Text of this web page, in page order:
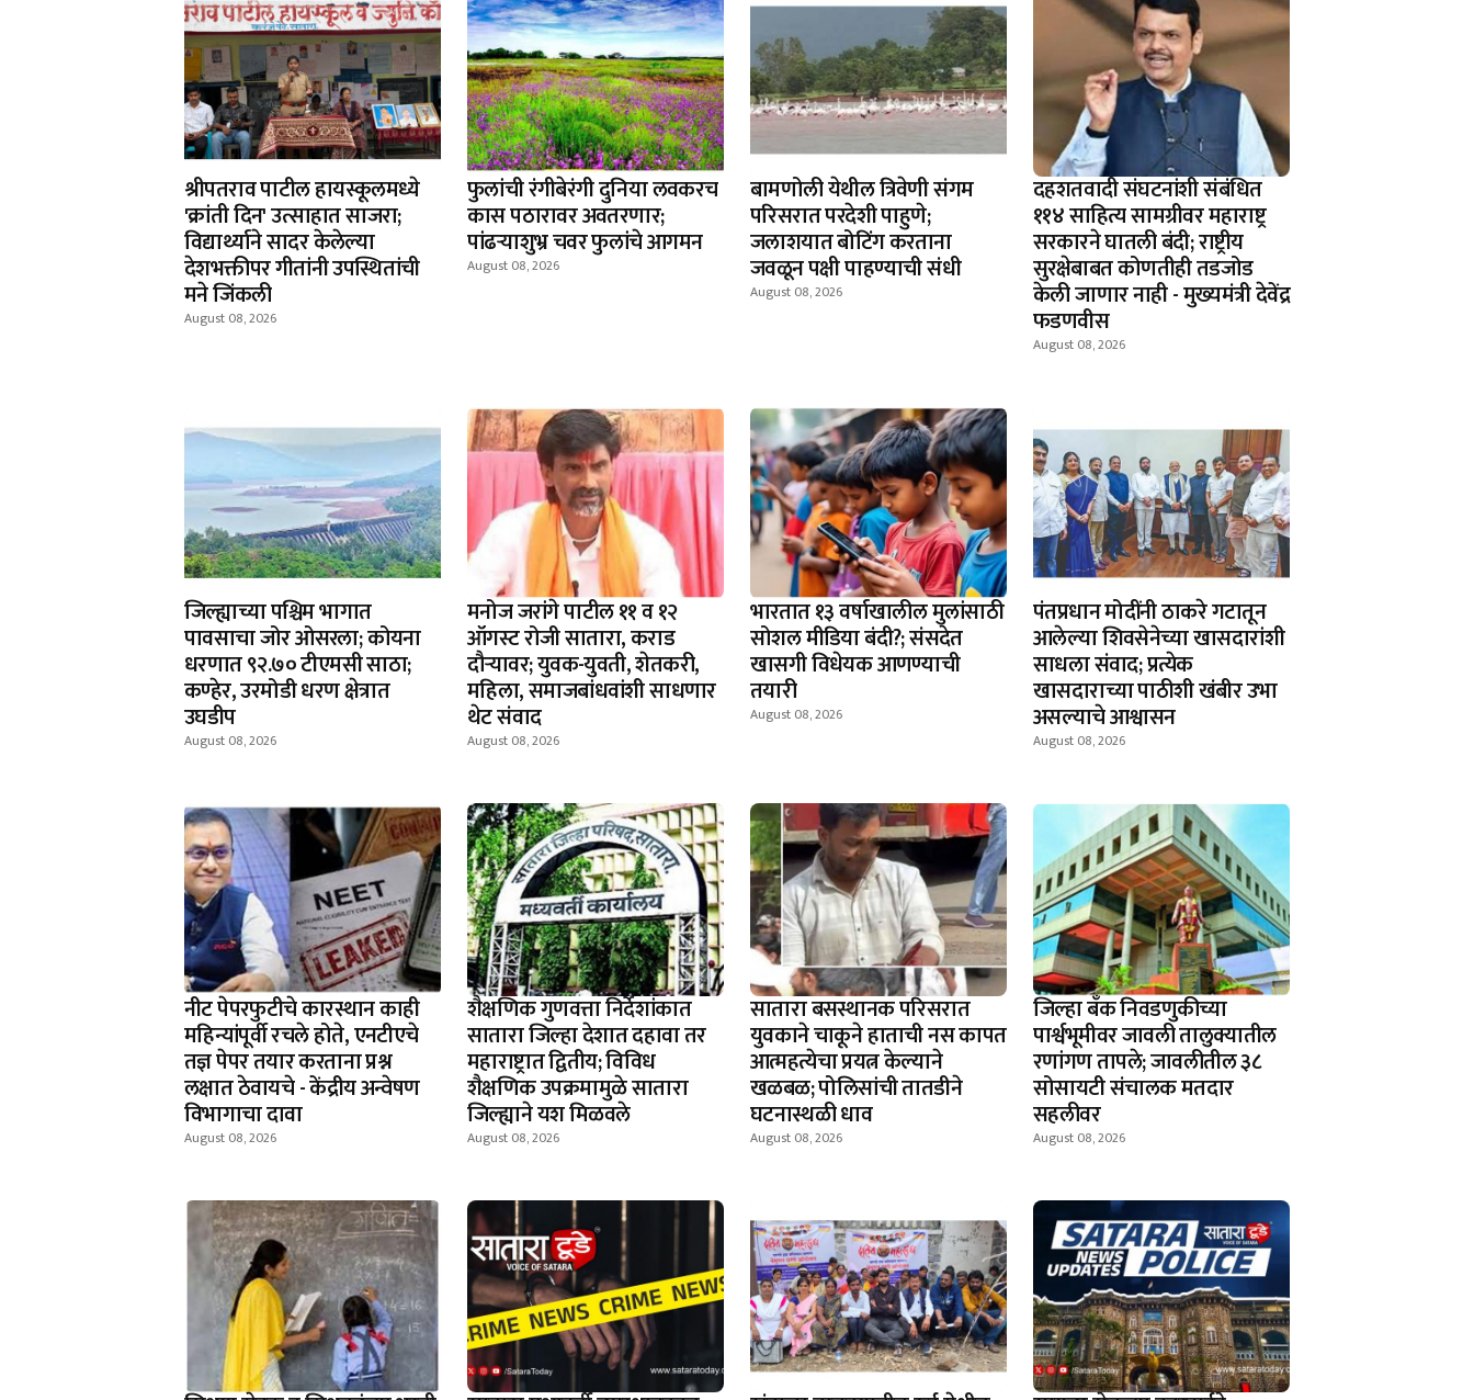
श्रीपतराव पाटील हायस्कूलमध्ये
'क्रांती दिन' उत्साहात साजरा;
विद्यार्थ्याने सादर केलेल्या
देशभक्तीपर गीतांनी उपस्थितांची
मने जिंकली
August 08, 2026
फुलांची रंगीबेरंगी दुनिया लवकरच
कास पठारावर अवतरणार;
पांढऱ्याशुभ्र चवर फुलांचे आगमन
August 08, 2026
बामणोली येथील त्रिवेणी संगम
परिसरात परदेशी पाहुणे;
जलाशयात बोटिंग करताना
जवळून पक्षी पाहण्याची संधी
August 08, 2026
दहशतवादी संघटनांशी संबंधित
११४ साहित्य सामग्रीवर महाराष्ट्र
सरकारने घातली बंदी; राष्ट्रीय
सुरक्षेबाबत कोणतीही तडजोड
केली जाणार नाही - मुख्यमंत्री देवेंद्र
फडणवीस
August 08, 2026
जिल्ह्याच्या पश्चिम भागात
पावसाचा जोर ओसरला; कोयना
धरणात ९२.७० टीएमसी साठा;
कण्हेर, उरमोडी धरण क्षेत्रात
उघडीप
August 08, 2026
मनोज जरांगे पाटील ११ व १२
ऑगस्ट रोजी सातारा, कराड
दौऱ्यावर; युवक-युवती, शेतकरी,
महिला, समाजबांधवांशी साधणार
थेट संवाद
August 08, 2026
भारतात १३ वर्षाखालील मुलांसाठी
सोशल मीडिया बंदी?; संसदेत
खासगी विधेयक आणण्याची
तयारी
August 08, 2026
पंतप्रधान मोदींनी ठाकरे गटातून
आलेल्या शिवसेनेच्या खासदारांशी
साधला संवाद; प्रत्येक
खासदाराच्या पाठीशी खंबीर उभा
असल्याचे आश्वासन
August 08, 2026
नीट पेपरफुटीचे कारस्थान काही
महिन्यांपूर्वी रचले होते, एनटीएचे
तज्ञ पेपर तयार करताना प्रश्न
लक्षात ठेवायचे - केंद्रीय अन्वेषण
विभागाचा दावा
August 08, 2026
शैक्षणिक गुणवत्ता निर्देशांकात
सातारा जिल्हा देशात दहावा तर
महाराष्ट्रात द्वितीय; विविध
शैक्षणिक उपक्रमामुळे सातारा
जिल्ह्याने यश मिळवले
August 08, 2026
सातारा बसस्थानक परिसरात
युवकाने चाकूने हाताची नस कापत
आत्महत्येचा प्रयत्न केल्याने
खळबळ; पोलिसांची तातडीने
घटनास्थळी धाव
August 08, 2026
जिल्हा बँक निवडणुकीच्या
पार्श्वभूमीवर जावली तालुक्यातील
रणांगण तापले; जावलीतील ३८
सोसायटी संचालक मतदार
सहलीवर
August 08, 2026